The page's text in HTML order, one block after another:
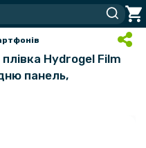
Hydrogel Film
панель,